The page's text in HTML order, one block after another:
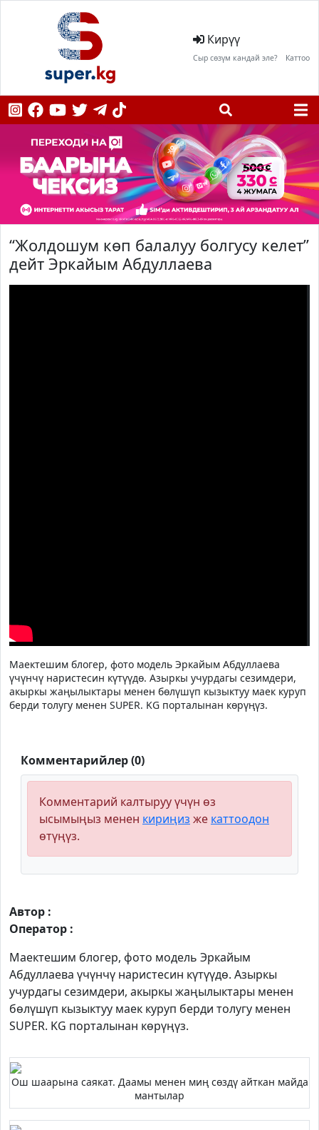
Кирүү
Сыр сөзүм кандай эле? Каттоо
“Жолдошум көп балалуу болгусу келет”
дейт Эркайым Абдуллаева
Маектешим блогер, фото модель Эркайым Абдуллаева
үчүнчү наристесин күтүүдө. Азыркы учурдагы сезимдери,
акыркы жаңылыктары менен бөлүшүп кызыктуу маек куруп
берди толугу менен SUPER. KG порталынан көрүңүз.
Комментарийлер (0)
Комментарий калтыруу үчүн өз
ысымыңыз менен кириңиз же каттоодон
өтүңүз.
Автор :
Оператор :
Маектешим блогер, фото модель Эркайым
Абдуллаева үчүнчү наристесин күтүүдө. Азыркы
учурдагы сезимдери, акыркы жаңылыктары менен
бөлүшүп кызыктуу маек куруп берди толугу менен
SUPER. KG порталынан көрүңүз.
Ош шаарына саякат. Даамы менен миң сөздү айткан майда
мантылар